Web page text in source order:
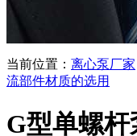
当前位置： 离心泵厂家
流部件材质的选用
G型单螺